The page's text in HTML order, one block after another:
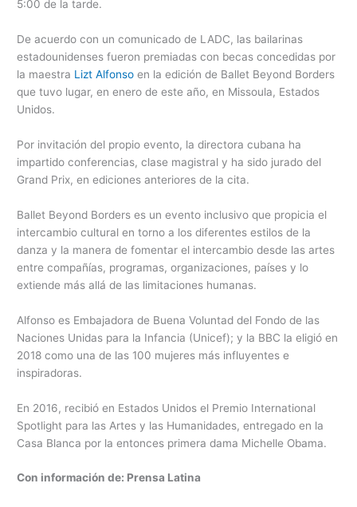
5:00 de la tarde.
De acuerdo con un comunicado de LADC, las bailarinas
estadounidenses fueron premiadas con becas concedidas por
la maestra Lizt Alfonso en la edición de Ballet Beyond Borders
que tuvo lugar, en enero de este año, en Missoula, Estados
Unidos.
Por invitación del propio evento, la directora cubana ha
impartido conferencias, clase magistral y ha sido jurado del
Grand Prix, en ediciones anteriores de la cita.
Ballet Beyond Borders es un evento inclusivo que propicia el
intercambio cultural en torno a los diferentes estilos de la
danza y la manera de fomentar el intercambio desde las artes
entre compañías, programas, organizaciones, países y lo
extiende más allá de las limitaciones humanas.
Alfonso es Embajadora de Buena Voluntad del Fondo de las
Naciones Unidas para la Infancia (Unicef); y la BBC la eligió en
2018 como una de las 100 mujeres más influyentes e
inspiradoras.
En 2016, recibió en Estados Unidos el Premio International
Spotlight para las Artes y las Humanidades, entregado en la
Casa Blanca por la entonces primera dama Michelle Obama.
Con información de: Prensa Latina